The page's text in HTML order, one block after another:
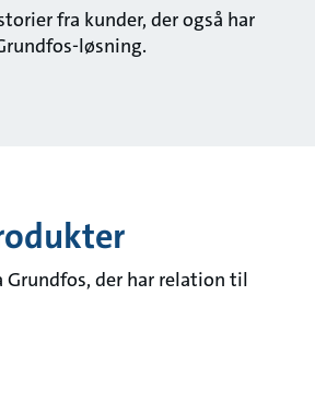
fra kunder, der også har
løsning.
Grundfos, der har relation til